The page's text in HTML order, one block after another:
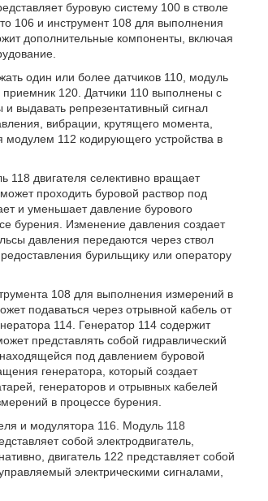
буровую систему 100 в стволе
106 и инструмент 108 для выполнения
дополнительные компоненты, включая
один или более датчиков 110, модуль
приемник 120. Датчики 110 выполнены с
выдавать репрезентативный сигнал
вибрации, крутящего момента,
модулем 112 кодирующего устройства в
118 двигателя селективно вращает
проходить буровой раствор под
и уменьшает давление бурового
бурения. Изменение давления создает
давления передаются через ствол
бурильщику или оператору
108 для выполнения измерений в
подаваться через отрывной кабель от
114. Генератор 114 содержит
представлять собой гидравлический
находящейся под давлением буровой
генератора, который создает
генераторов и отрывных кабелей
в процессе бурения.
и модулятора 116. Модуль 118
собой электродвигатель,
двигатель 122 представляет собой
электрическими сигналами,